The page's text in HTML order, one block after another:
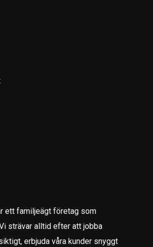
ett familjeägt företag som
strävar alltid efter att jobba
erbjuda våra kunder snyggt